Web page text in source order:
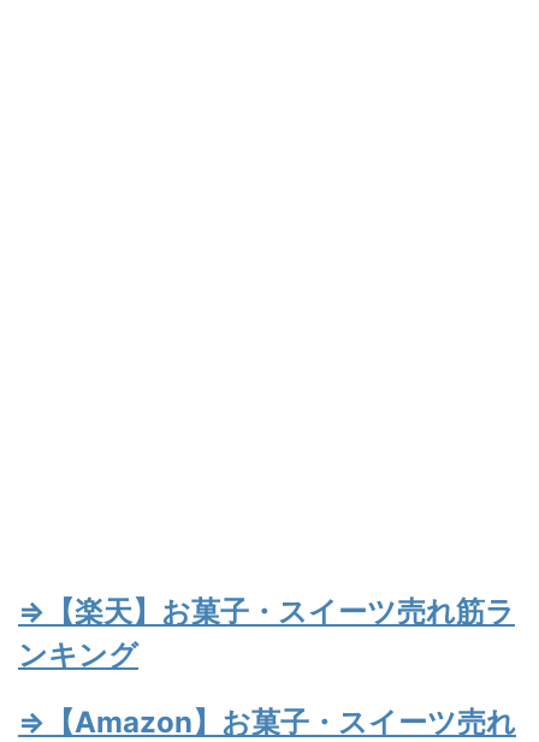
⇒【楽天】お菓子・スイーツ売れ筋ラ
ンキング
⇒【Amazon】お菓子・スイーツ売れ